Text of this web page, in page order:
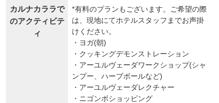
カルナカララで
のアクティビテ
ィ
*有料のプランもございます。ご希望の際
は、現地にてホテルスタッフまでお声掛
けください。
・ヨガ(朝)
・クッキングデモンストレーション
・アーユルヴェーダワークショップ(シャ
ンプー、ハーブボールなど)
・アーユルヴェーダレクチャー
・ニゴンボショッピング